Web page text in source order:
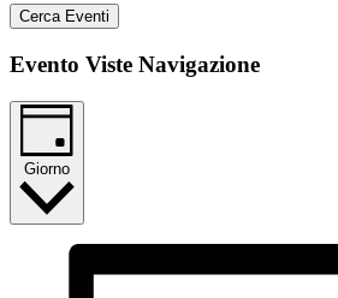
Cerca Eventi
Evento Viste Navigazione
Giorno